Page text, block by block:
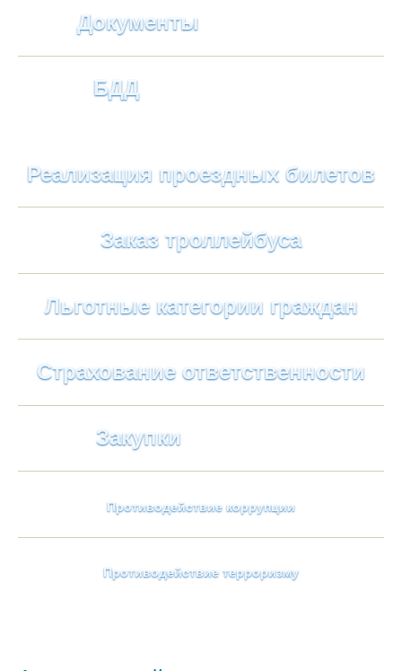
Документы
БДД
Реализация проездных билетов
Заказ троллейбуса
Льготные категории граждан
Страхование ответственности
Закупки
Противодействие коррупции
Противодействие терроризму